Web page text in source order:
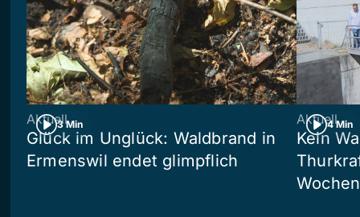
3 Min
Aktuell
Glück im Unglück: Waldbrand in
Ermenswil endet glimpflich
4 Min
Aktuell
Kein